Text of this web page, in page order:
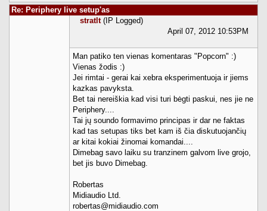
Re: Periphery live setup'as
stratlt (IP Logged)
April 07, 2012 10:53PM
Man patiko ten vienas komentaras "Popcorn" :)
Vienas žodis :)
Jei rimtai - gerai kai xebra eksperimentuoja ir jiems
kazkas pavyksta.
Bet tai nereiškia kad visi turi bėgti paskui, nes jie ne
Periphery....
Tai jų soundo formavimo principas ir dar ne faktas
kad tas setupas tiks bet kam iš čia diskutuojančių
ar kitai kokiai žinomai komandai....
Dimebag savo laiku su tranzinem galvom live grojo,
bet jis buvo Dimebag.
Robertas
Midiaudio Ltd.
robertas@midiaudio.com